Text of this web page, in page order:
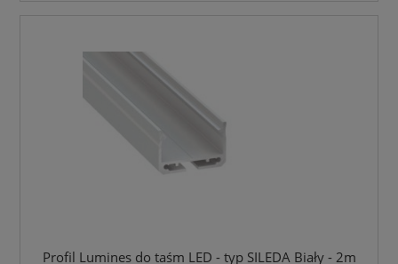
Profil Lumines do taśm LED - typ SILEDA Biały - 2m